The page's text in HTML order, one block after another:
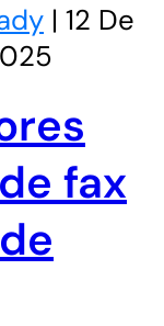
| 12 De
fax